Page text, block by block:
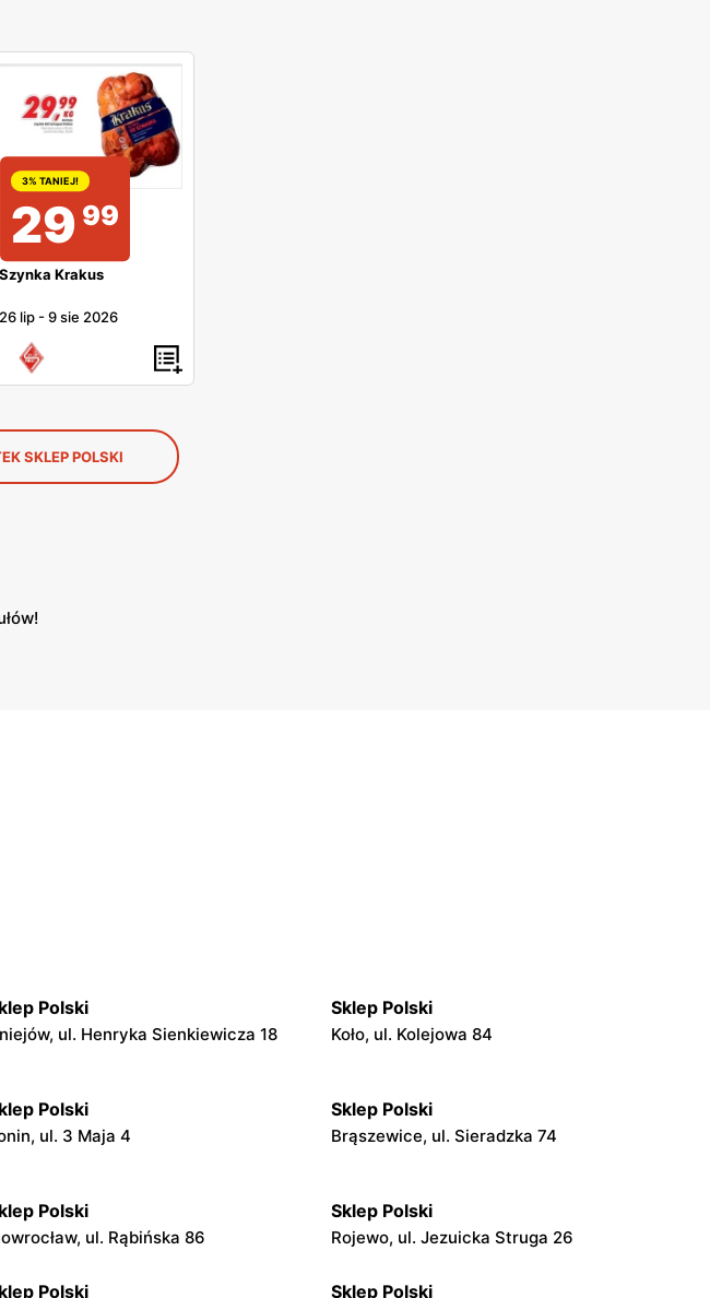
3% TANIEJ!
29 99
Szynka Krakus
26 lip -9 sie 2026
SKLEP POLSKI
Polski
ul. Henryka Sienkiewicza 18
Sklep Polski
Koło, ul. Kolejowa 84
Polski
ul. 3 Maja 4
Sklep Polski
Brąszewice, ul. Sieradzka 74
Polski
ul. Rąbińska 86
Sklep Polski
Rojewo, ul. Jezuicka Struga 26
Polski Sklep Polski